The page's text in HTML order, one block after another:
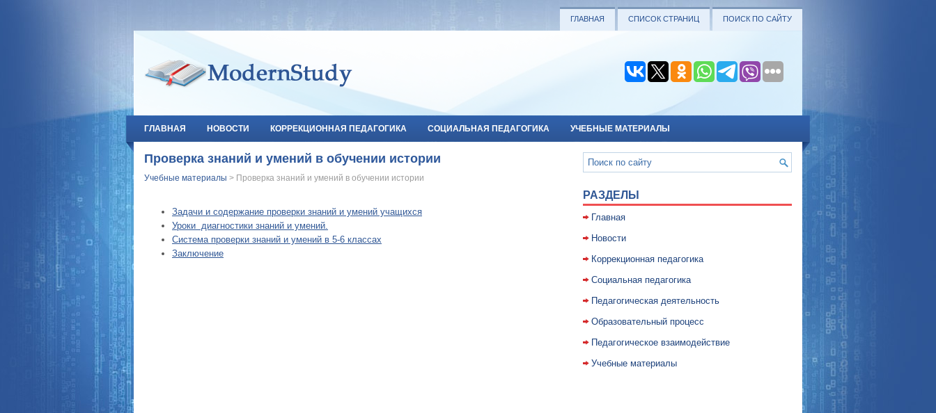
ГЛАВНАЯ СПИСОК СТРАНИЦ ПОИСК ПО САЙТУ
ГЛАВНАЯ НОВОСТИ КОРРЕКЦИОННАЯ ПЕДАГОГИКА СОЦИАЛЬНАЯ ПЕДАГОГИКА УЧЕБНЫЕ МАТЕРИАЛЫ
Проверка знаний и умений в обучении истории
Учебные материалы > Проверка знаний и умений в обучении истории
Задачи и содержание проверки знаний и умений учащихся
Уроки диагностики знаний и умений.
Система проверки знаний и умений в 5-6 классах
Заключение
РАЗДЕЛЫ
Главная
Новости
Коррекционная педагогика
Социальная педагогика
Педагогическая деятельность
Образовательный процесс
Педагогическое взаимодействие
Учебные материалы